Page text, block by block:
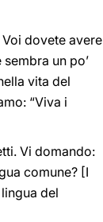
dovete avere
un po’
vita del
“Viva i
Vi domando:
comune? [I
del